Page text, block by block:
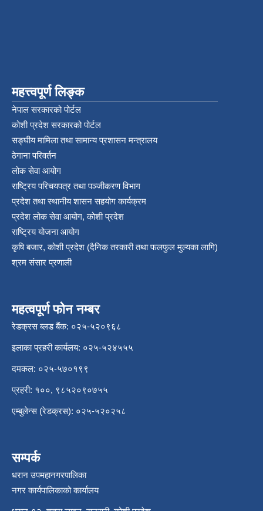
महत्त्वपूर्ण लिङ्क
नेपाल सरकारको पोर्टल
कोशी प्रदेश सरकारको पोर्टल
सङ्‍घीय मामिला तथा सामान्य प्रशासन मन्त्रालय
ठेगाना परिवर्तन
लोक सेवा आयोग
राष्ट्रिय परिचयपत्र तथा पञ्‍जीकरण विभाग
प्रदेश तथा स्थानीय शासन सहयोग कार्यक्रम
प्रदेश लोक सेवा आयोग, कोशी प्रदेश
राष्ट्रिय योजना आयोग
कृषि बजार, कोशी प्रदेश (दैनिक तरकारी तथा फलफुल मुल्यका लागि)
श्रम संसार प्रणाली
महत्वपूर्ण फोन नम्बर
रेडक्रस ब्लड बैंक: ०२५-५२०९६८
इलाका प्रहरी कार्यलय: ०२५-५२४५५५
दमकल: ०२५-५७०१९९
प्रहरी: १००, ९८५२०९०७५५
एम्बुलेन्स (रेडक्रस): ०२५-५२०२५८
सम्पर्क
धरान उपमहानगरपालिका
नगर कार्यपालिकाको कार्यालय